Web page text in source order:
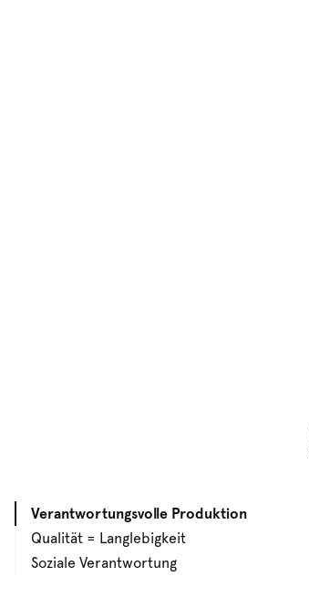
Verantwortungsvolle Produktion
Qualität = Langlebigkeit
Soziale Verantwortung